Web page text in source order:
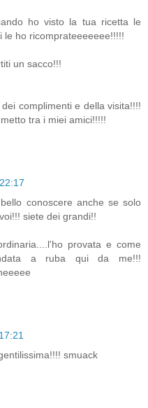
ho visto la tua ricetta le
le ho ricomprateeeeeee!!!!!
un sacco!!!
complimenti e della visita!!!!
tra i miei amici!!!!!
conoscere anche se solo
siete dei grandi!!
provata e come
a ruba qui da me!!!
smuack